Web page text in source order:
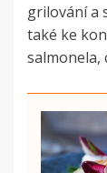
grilování a
také ke
salmonela,